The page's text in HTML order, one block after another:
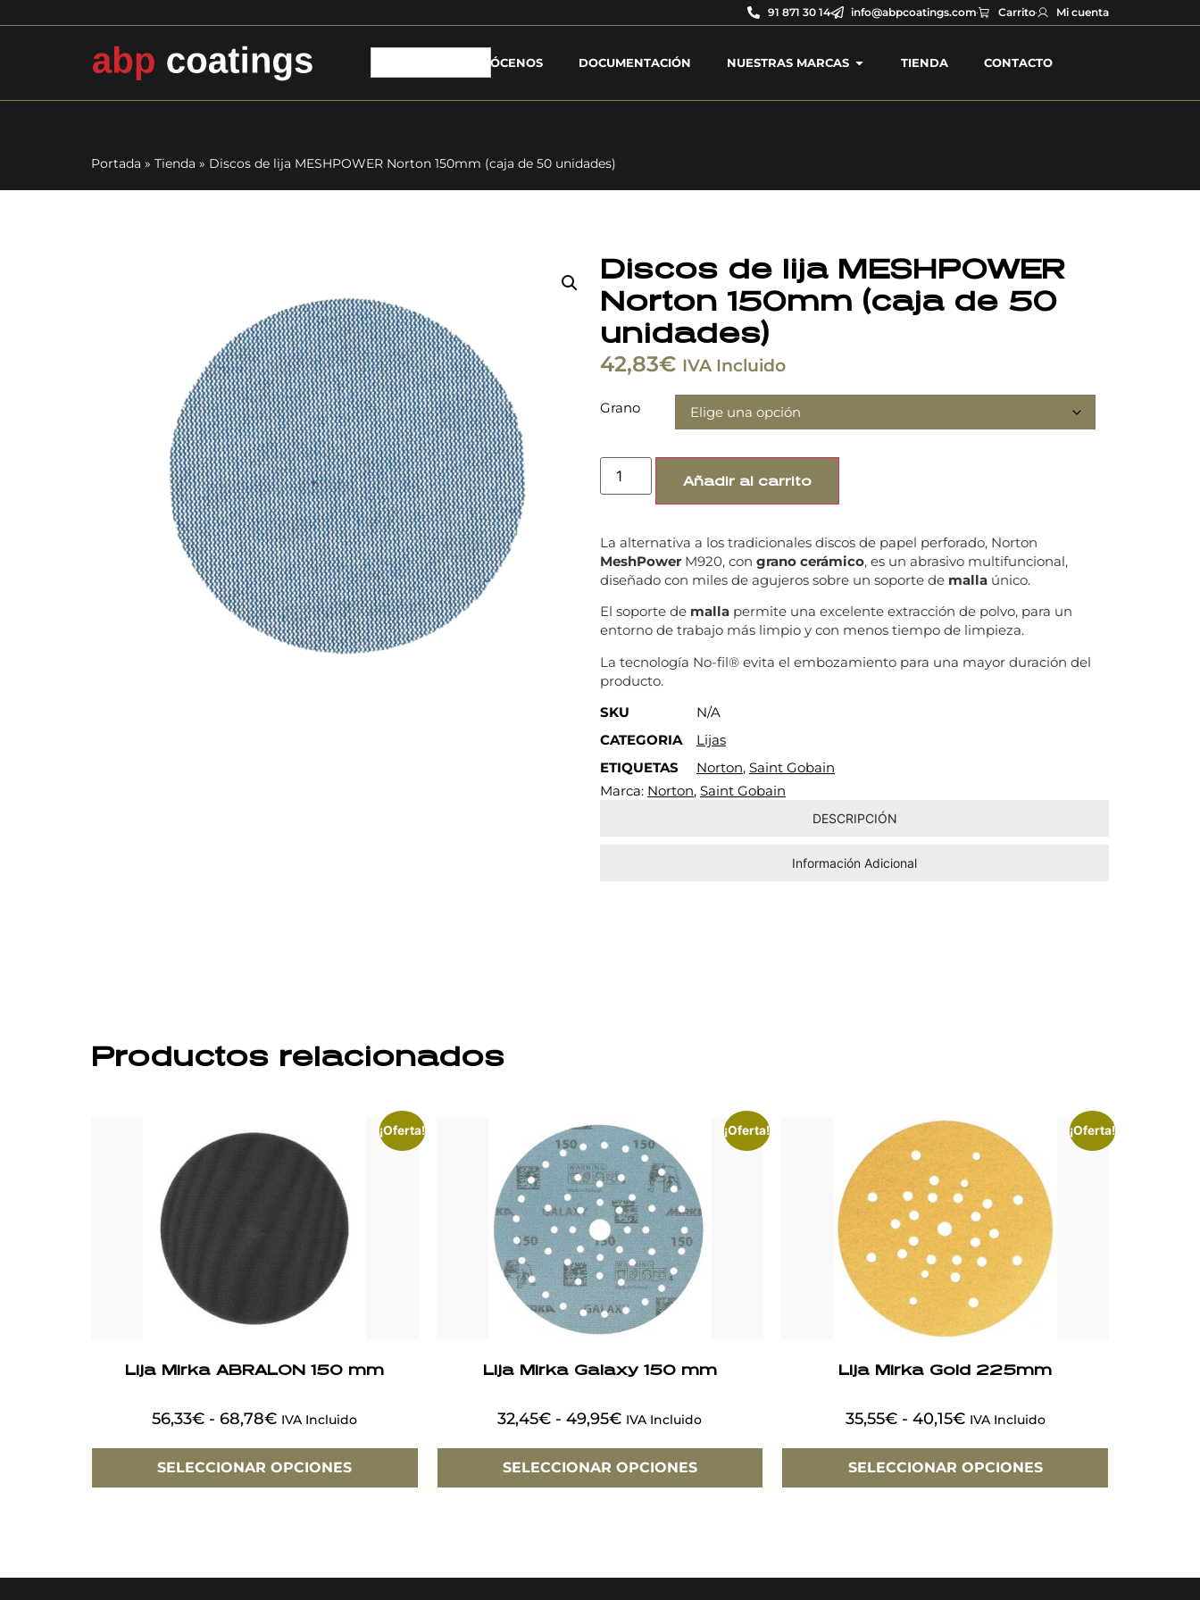
91 871 30 14 info@abpcoatings.com Carrito Mi cuenta
CONÓCENOS DOCUMENTACIÓN NUESTRAS MARCAS TIENDA CONTACTO
Portada » Tienda » Discos de lija MESHPOWER Norton 150mm (caja de 50 unidades)
Discos de lija MESHPOWER
Norton 150mm (caja de 50
unidades)
42,83€ IVA Incluido
Grano
Añadir al carrito
La alternativa a los tradicionales discos de papel perforado, Norton
MeshPower M920, con grano cerámico, es un abrasivo multifuncional,
diseñado con miles de agujeros sobre un soporte de malla único.
El soporte de malla permite una excelente extracción de polvo, para un
entorno de trabajo más limpio y con menos tiempo de limpieza.
La tecnología No-fil® evita el embozamiento para una mayor duración del
producto.
SKU
N/A
CATEGORIA
Lijas
ETIQUETAS
Norton, Saint Gobain
Marca: Norton, Saint Gobain
DESCRIPCIÓN
Información Adicional
Productos relacionados
¡Oferta!
Lija Mirka ABRALON 150 mm
56,33€ - 68,78€ IVA Incluido
SELECCIONAR OPCIONES
¡Oferta!
Lija Mirka Galaxy 150 mm
32,45€ - 49,95€ IVA Incluido
SELECCIONAR OPCIONES
¡Oferta!
Lija Mirka Gold 225mm
35,55€ - 40,15€ IVA Incluido
SELECCIONAR OPCIONES